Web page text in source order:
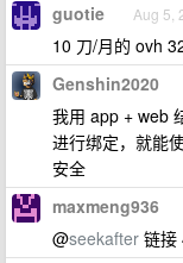
guotie Aug 5,
10 刀/月的 ovh
Genshin2020
我用 app + web
进行绑定，就能
安全
maxmeng936
@seekafter 链接